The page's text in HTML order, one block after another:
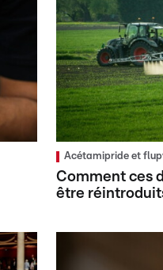
Acétamipride et
Comment ces
être